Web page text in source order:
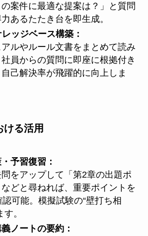
案件に最適な提案は？」と質問
あるたたき台を即生成。
ッジベース構築：
ルやルール文書をまとめて読み
員からの質問に即座に根拠付き
己解決率が飛躍的に向上しま
ける活用
予習復習：
をアップして「第2章の出題ポ
どと尋ねれば、重要ポイントを
可能。模擬試験の“壁打ち相
。
ノートの要約：